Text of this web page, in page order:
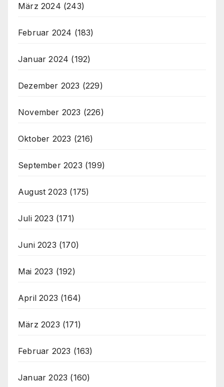
März 2024 (243)
Februar 2024 (183)
Januar 2024 (192)
Dezember 2023 (229)
November 2023 (226)
Oktober 2023 (216)
September 2023 (199)
August 2023 (175)
Juli 2023 (171)
Juni 2023 (170)
Mai 2023 (192)
April 2023 (164)
März 2023 (171)
Februar 2023 (163)
Januar 2023 (160)